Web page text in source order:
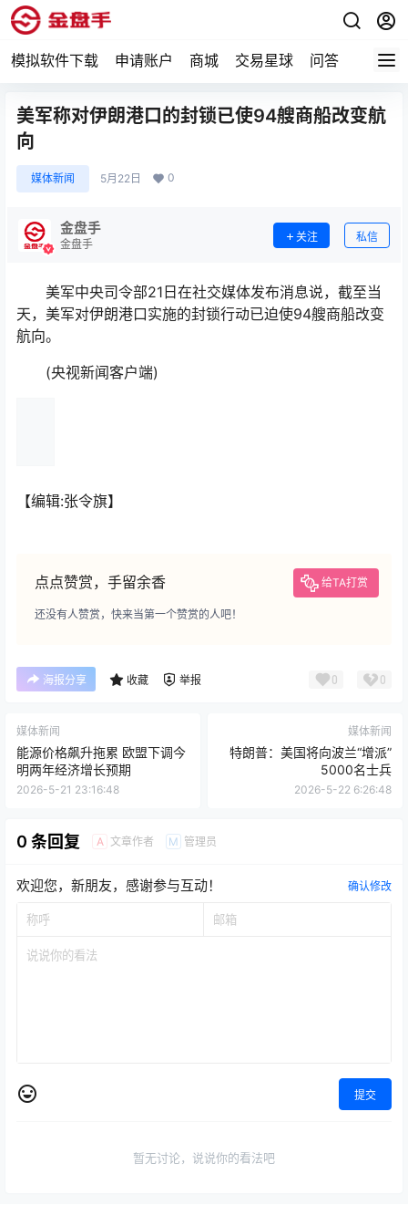
模拟软件下载 申请账户 商城 交易星球 问答 专题
美军称对伊朗港口的封锁已使94艘商船改变航
向
媒体新闻 5月22日 0
金盘手
金盘手
关注 私信
美军中央司令部21日在社交媒体发布消息说，截至当
天，美军对伊朗港口实施的封锁行动已迫使94艘商船改变
航向。
(央视新闻客户端)
【编辑:张令旗】
点点赞赏，手留余香 给TA打赏
还没有人赞赏，快来当第一个赞赏的人吧！
海报分享 收藏 举报 0 0
媒体新闻
能源价格飙升拖累 欧盟下调今
明两年经济增长预期
2026-5-21 23:16:48
媒体新闻
特朗普：美国将向波兰“增派”
5000名士兵
2026-5-22 6:26:48
0 条回复 A 文章作者 M 管理员
欢迎您，新朋友，感谢参与互动！ 确认修改
提交
暂无讨论，说说你的看法吧